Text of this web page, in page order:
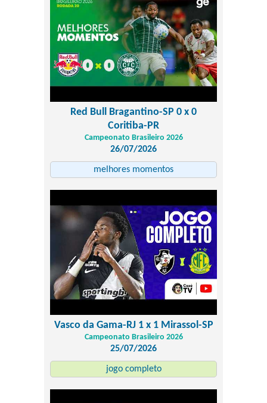
Red Bull Bragantino-SP 0 x 0
Coritiba-PR
Campeonato Brasileiro 2026
26/07/2026
melhores momentos
Vasco da Gama-RJ 1 x 1 Mirassol-SP
Campeonato Brasileiro 2026
25/07/2026
jogo completo